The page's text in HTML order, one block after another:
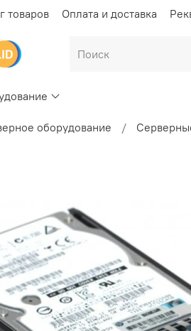
товаров Оплата и доставка
оборудование